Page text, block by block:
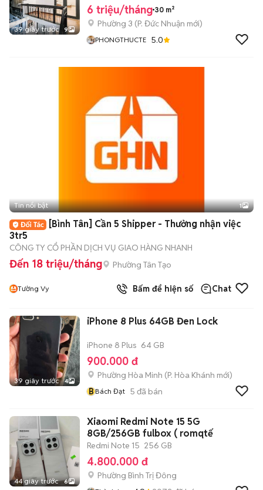
39 giây trước 9
6 triệu/tháng 30 m²
Phường 3 (P. Đức Nhuận mới)
PHONGTHUCTE 5.0
Tin nổi bật 1
[Bình Tân] Cần 5 Shipper - Thưởng nhận việc
3tr5
CÔNG TY CỔ PHẦN DỊCH VỤ GIAO HÀNG NHANH
Đến 18 triệu/tháng Phường Tân Tạo
Tường Vy Bấm để hiện số Chat
39 giây trước 4
iPhone 8 Plus 64GB Đen Lock
iPhone 8 Plus 64 GB
900.000 đ
Phường Hòa Minh (P. Hòa Khánh mới)
BBách Đạt 5 đã bán
44 giây trước 6
Xiaomi Redmi Note 15 5G
8GB/256GB fulbox ( romqtế
Redmi Note 15 256 GB
4.800.000 đ
Phường Bình Trị Đông